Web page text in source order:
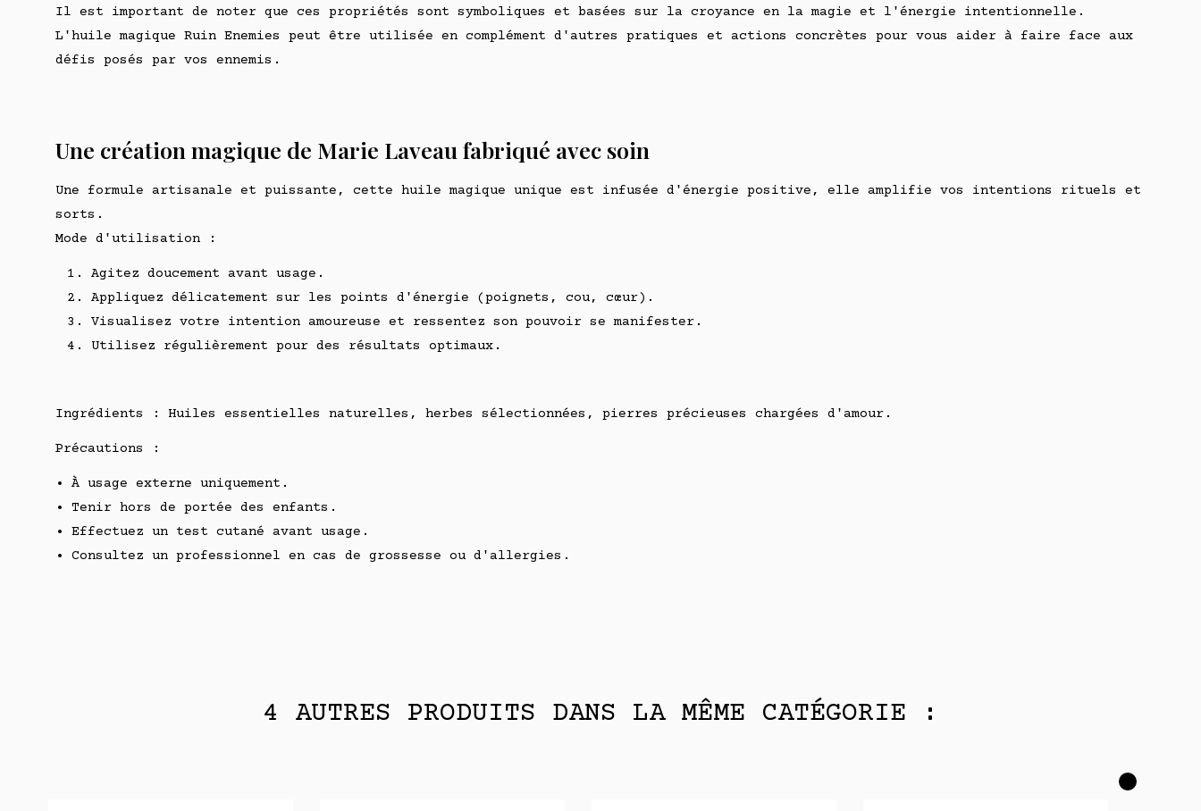
Il est important de noter que ces propriétés sont symboliques et basées sur la croyance en la magie et l'énergie intentionnelle.
L'huile magique Ruin Enemies peut être utilisée en complément d'autres pratiques et actions concrètes pour vous aider à faire face aux
défis posés par vos ennemis.
Une création magique de Marie Laveau fabriqué avec soin
Une formule artisanale et puissante, cette huile magique unique est infusée d'énergie positive, elle amplifie vos intentions rituels et
sorts.
Mode d'utilisation :
Agitez doucement avant usage.
Appliquez délicatement sur les points d'énergie (poignets, cou, cœur).
Visualisez votre intention amoureuse et ressentez son pouvoir se manifester.
Utilisez régulièrement pour des résultats optimaux.
Ingrédients : Huiles essentielles naturelles, herbes sélectionnées, pierres précieuses chargées d'amour.
Précautions :
À usage externe uniquement.
Tenir hors de portée des enfants.
Effectuez un test cutané avant usage.
Consultez un professionnel en cas de grossesse ou d'allergies.
4 AUTRES PRODUITS DANS LA MÊME CATÉGORIE :